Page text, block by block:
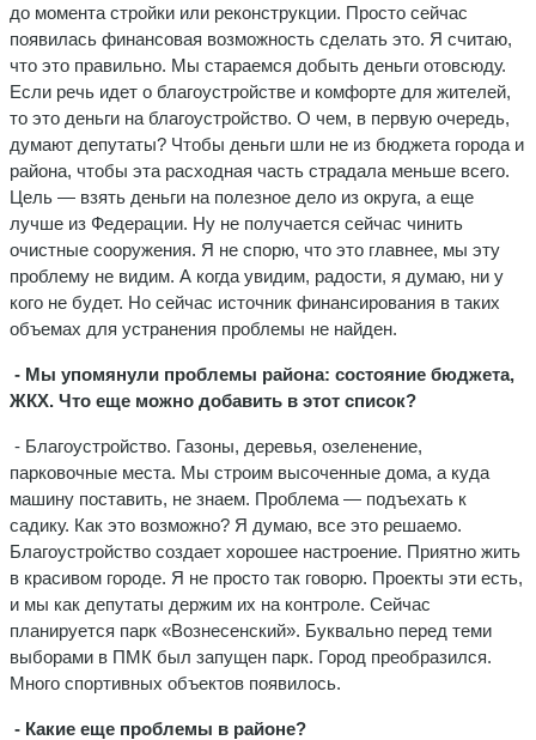
до момента стройки или реконструкции. Просто сейчас
появилась финансовая возможность сделать это. Я считаю,
что это правильно. Мы стараемся добыть деньги отовсюду.
Если речь идет о благоустройстве и комфорте для жителей,
то это деньги на благоустройство. О чем, в первую очередь,
думают депутаты? Чтобы деньги шли не из бюджета города и
района, чтобы эта расходная часть страдала меньше всего.
Цель — взять деньги на полезное дело из округа, а еще
лучше из Федерации. Ну не получается сейчас чинить
очистные сооружения. Я не спорю, что это главнее, мы эту
проблему не видим. А когда увидим, радости, я думаю, ни у
кого не будет. Но сейчас источник финансирования в таких
объемах для устранения проблемы не найден.
- Мы упомянули проблемы района: состояние бюджета,
ЖКХ. Что еще можно добавить в этот список?
- Благоустройство. Газоны, деревья, озеленение,
парковочные места. Мы строим высоченные дома, а куда
машину поставить, не знаем. Проблема — подъехать к
садику. Как это возможно? Я думаю, все это решаемо.
Благоустройство создает хорошее настроение. Приятно жить
в красивом городе. Я не просто так говорю. Проекты эти есть,
и мы как депутаты держим их на контроле. Сейчас
планируется парк «Вознесенский». Буквально перед теми
выборами в ПМК был запущен парк. Город преобразился.
Много спортивных объектов появилось.
- Какие еще проблемы в районе?